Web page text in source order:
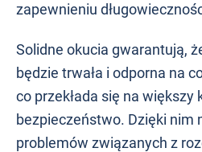
zapewnieniu
Solidne okucia gwarantują,
będzie trwała i odporna na
co przekłada się na większy
bezpieczeństwo. Dzięki nim
problemów związanych z